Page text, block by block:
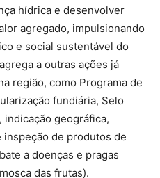
hídrica e desenvolver
agregado, impulsionando
e social sustentável do
a outras ações já
região, como Programa de
fundiária, Selo
geográfica,
de produtos de
a doenças e pragas
das frutas).